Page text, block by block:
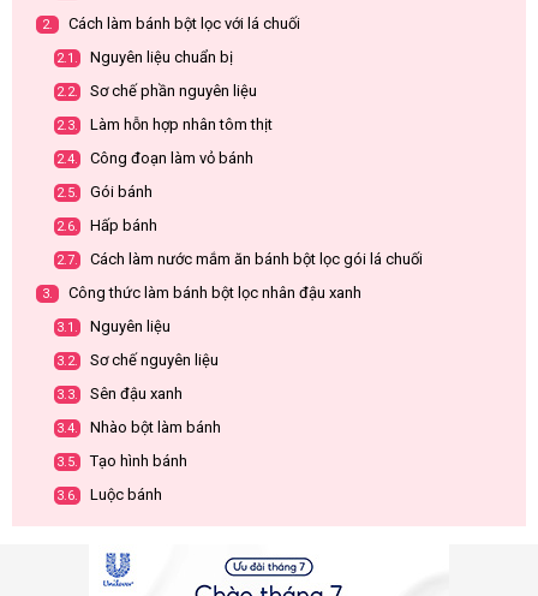
2. Cách làm bánh bột lọc với lá chuối
2.1. Nguyên liệu chuẩn bị
2.2. Sơ chế phần nguyên liệu
2.3. Làm hỗn hợp nhân tôm thịt
2.4. Công đoạn làm vỏ bánh
2.5. Gói bánh
2.6. Hấp bánh
2.7. Cách làm nước mắm ăn bánh bột lọc gói lá chuối
3. Công thức làm bánh bột lọc nhân đậu xanh
3.1. Nguyên liệu
3.2. Sơ chế nguyên liệu
3.3. Sên đậu xanh
3.4. Nhào bột làm bánh
3.5. Tạo hình bánh
3.6. Luộc bánh